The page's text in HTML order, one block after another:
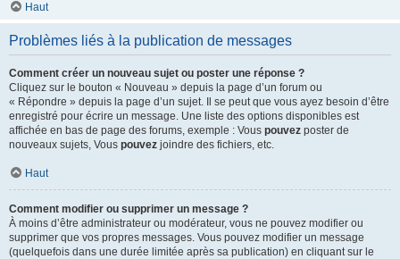
Haut
Problèmes liés à la publication de messages
Comment créer un nouveau sujet ou poster une réponse ?
Cliquez sur le bouton « Nouveau » depuis la page d’un forum ou
« Répondre » depuis la page d’un sujet. Il se peut que vous ayez besoin d’être
enregistré pour écrire un message. Une liste des options disponibles est
affichée en bas de page des forums, exemple : Vous pouvez poster de
nouveaux sujets, Vous pouvez joindre des fichiers, etc.
Haut
Comment modifier ou supprimer un message ?
À moins d’être administrateur ou modérateur, vous ne pouvez modifier ou
supprimer que vos propres messages. Vous pouvez modifier un message
(quelquefois dans une durée limitée après sa publication) en cliquant sur le